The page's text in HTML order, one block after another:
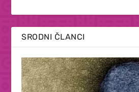
SRODNI ČLANCI